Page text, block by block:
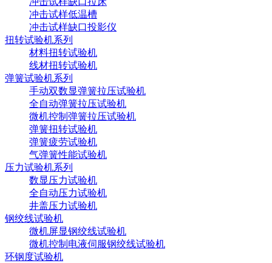
冲击试样低温槽
冲击试样缺口投影仪
扭转试验机系列
材料扭转试验机
线材扭转试验机
弹簧试验机系列
手动双数显弹簧拉压试验机
全自动弹簧拉压试验机
微机控制弹簧拉压试验机
弹簧扭转试验机
弹簧疲劳试验机
气弹簧性能试验机
压力试验机系列
数显压力试验机
全自动压力试验机
井盖压力试验机
钢绞线试验机
微机屏显钢绞线试验机
微机控制电液伺服钢绞线试验机
环钢度试验机